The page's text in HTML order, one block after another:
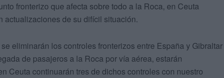
fronterizo que afecta sobre todo a la Roca, en Ceuta
actualizaciones de su difícil situación.
eliminarán los controles fronterizos entre España y Gibraltar
de pasajeros a la Roca por vía aérea, estarán
Ceuta continuarán tres de dichos controles con nuestro